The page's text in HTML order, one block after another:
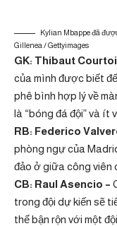
Kylian Mbappe đã
Gillenea / Gettyimages
GK: Thibaut
của mình được biết
phê bình hợp lý về
là “bóng đá đội” và ít
RB: Federico
phòng ngự của
đảo ở giữa công viên
CB: Raul Asencio –
trong đội dự kiến ​​sẽ
thể bận rộn với một